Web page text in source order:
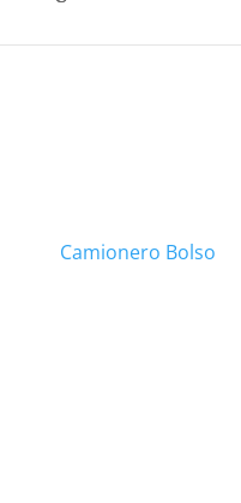
Camionero Bolso